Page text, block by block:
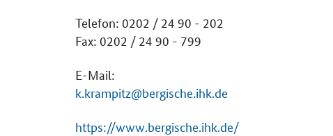
Telefon: 0202 / 24 90 - 202
Fax: 0202 / 24 90 - 799
E-Mail:
k.krampitz@bergische.ihk.de
https://www.bergische.ihk.de/